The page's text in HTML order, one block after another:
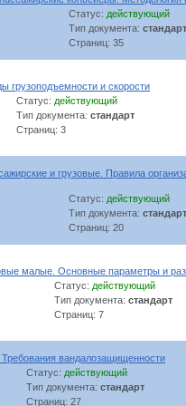
Статус: действующий
Тип документа: стандарт
Страниц: 35
грузоподъемности и скорости
Статус: действующий
Тип документа: стандарт
Страниц: 3
и грузовые. Правила
Статус: действующий
Тип документа: стандарт
Страниц: 20
малые. Основные параметры и
Статус: действующий
Тип документа: стандарт
Страниц: 7
вандалозащищенности
Статус: действующий
Тип документа: стандарт
Страниц: 27